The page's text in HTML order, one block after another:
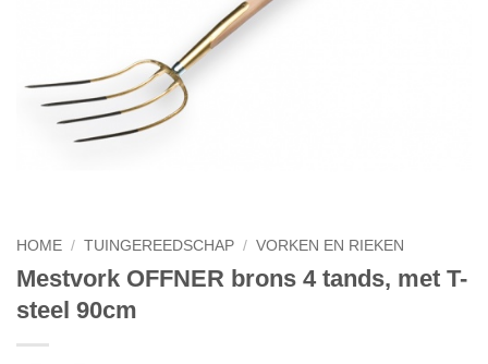
HOME / TUINGEREEDSCHAP / VORKEN EN RIEKEN
Mestvork OFFNER brons 4 tands, met T-
steel 90cm